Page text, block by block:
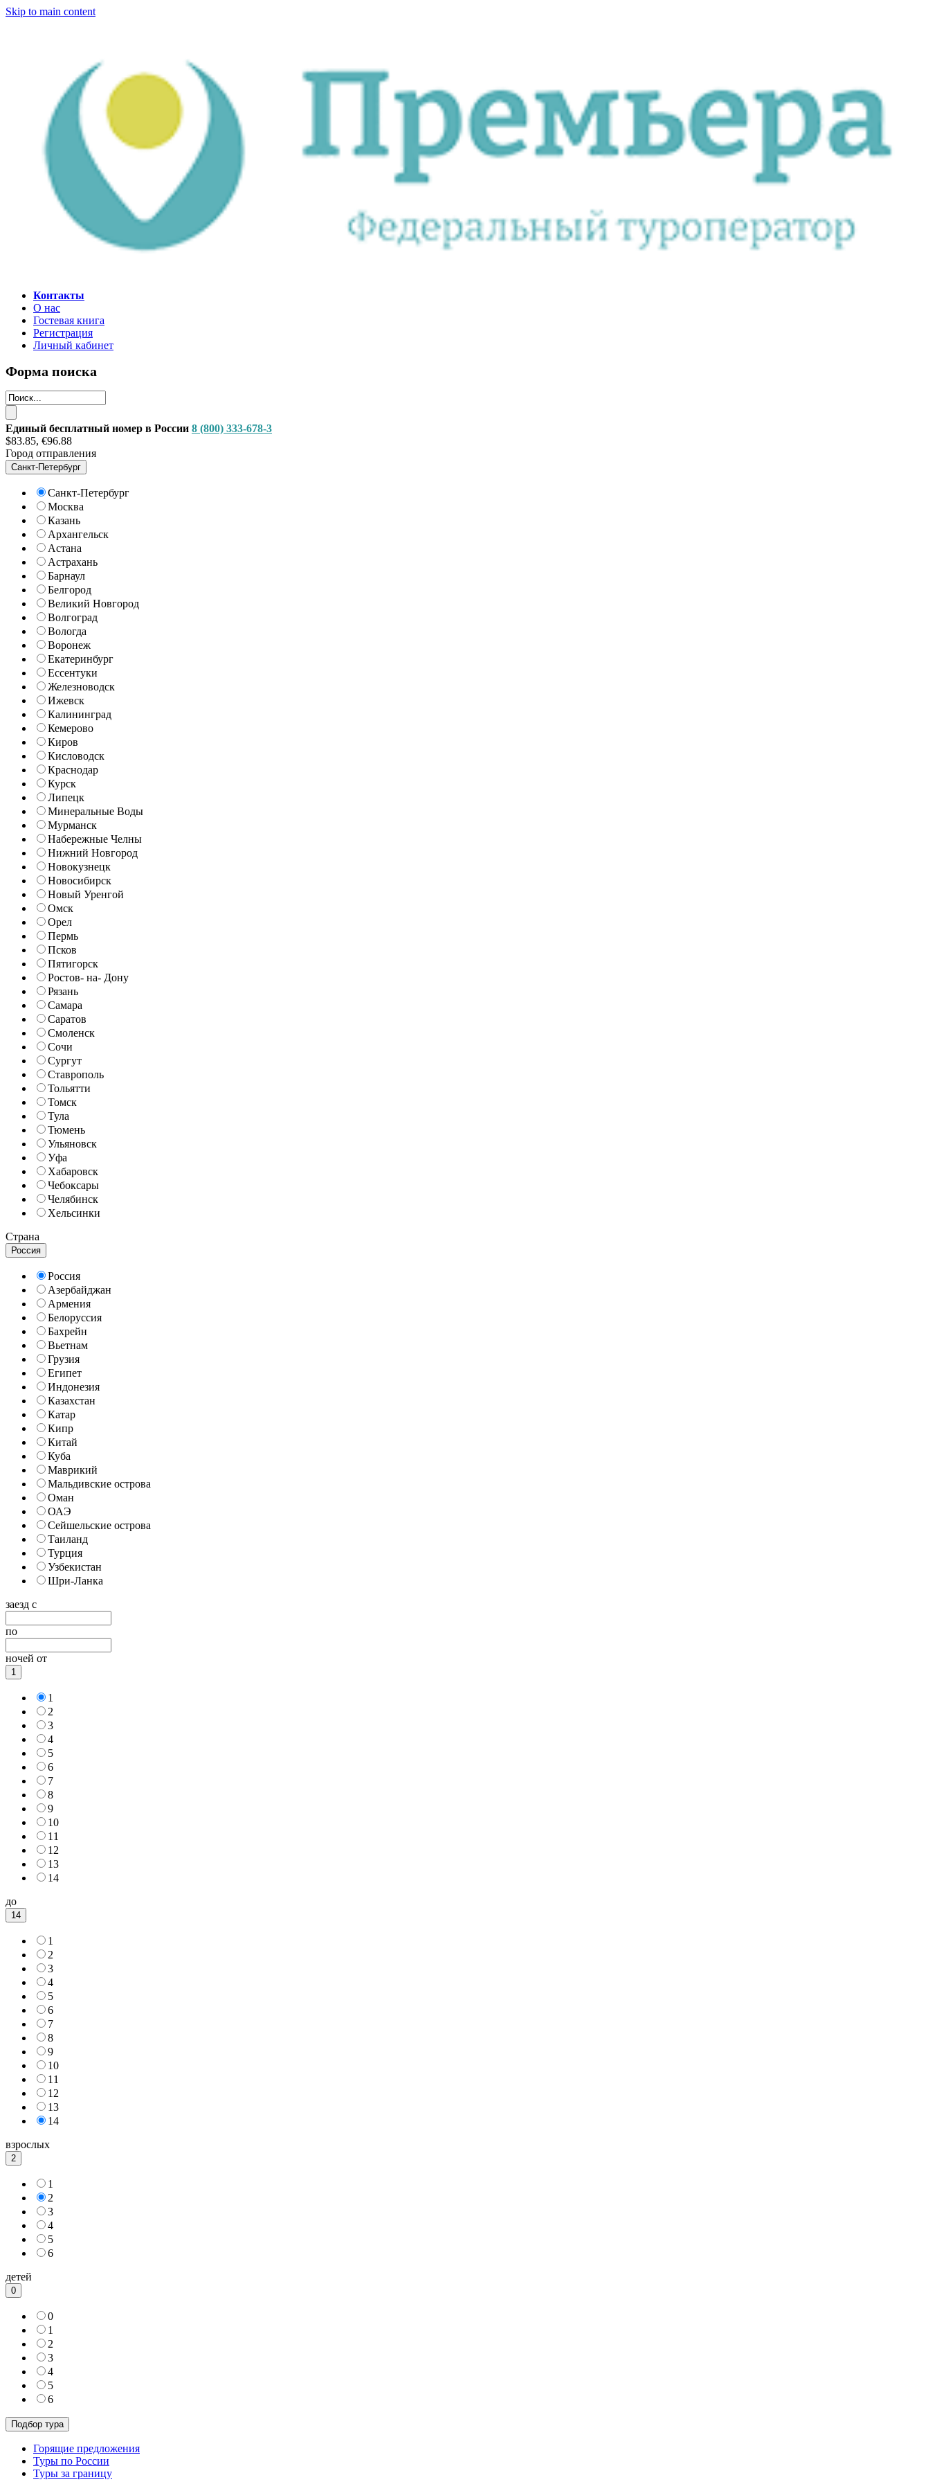
Skip to main content
Контакты
О нас
Гостевая книга
Регистрация
Личный кабинет
Форма поиска
Единый бесплатный номер в России 8 (800) 333-678-3
$83.85, €96.88
Город отправления
Санкт-Петербург
Санкт-Петербург
Москва
Казань
Архангельск
Астана
Астрахань
Барнаул
Белгород
Великий Новгород
Волгоград
Вологда
Воронеж
Екатеринбург
Ессентуки
Железноводск
Ижевск
Калининград
Кемерово
Киров
Кисловодск
Краснодар
Курск
Липецк
Минеральные Воды
Мурманск
Набережные Челны
Нижний Новгород
Новокузнецк
Новосибирск
Новый Уренгой
Омск
Орел
Пермь
Псков
Пятигорск
Ростов- на- Дону
Рязань
Самара
Саратов
Смоленск
Сочи
Сургут
Ставрополь
Тольятти
Томск
Тула
Тюмень
Ульяновск
Уфа
Хабаровск
Чебоксары
Челябинск
Хельсинки
Страна
Россия
Россия
Азербайджан
Армения
Белоруссия
Бахрейн
Вьетнам
Грузия
Египет
Индонезия
Казахстан
Катар
Кипр
Китай
Куба
Маврикий
Мальдивские острова
Оман
ОАЭ
Сейшельские острова
Таиланд
Турция
Узбекистан
Шри-Ланка
заезд с
по
ночей от
1
1
2
3
4
5
6
7
8
9
10
11
12
13
14
до
14
1
2
3
4
5
6
7
8
9
10
11
12
13
14
взрослых
2
1
2
3
4
5
6
детей
0
0
1
2
3
4
5
6
Горящие предложения
Туры по России
Туры за границу